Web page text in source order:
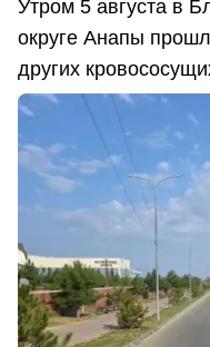
Утром 5 августа в
округе Анапы
других